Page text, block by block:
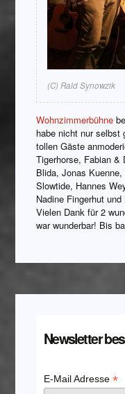
(C) Rald Synowzik
Wohnzimmerbühne
habe nicht nur selbst
tollen Gäste
Tigerhorse, Fabian &
Blida, Jonas
Slowtide, Hannes
Nadine Fingerhut
Vielen Dank für 2
war wunderbar! Bis
Newsletter
E-Mail Adresse *